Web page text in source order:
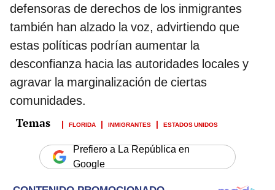
defensoras de derechos de los inmigrantes
también han alzado la voz, advirtiendo que
estas políticas podrían aumentar la
desconfianza hacia las autoridades locales y
agravar la marginalización de ciertas
comunidades.
FLORIDA INMIGRANTES ESTADOS UNIDOS
Prefiero a La República en
Google